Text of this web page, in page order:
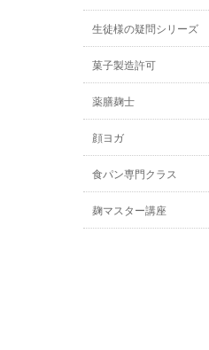
生徒様の疑問シリーズ
菓子製造許可
薬膳麹士
顔ヨガ
食パン専門クラス
麹マスター講座